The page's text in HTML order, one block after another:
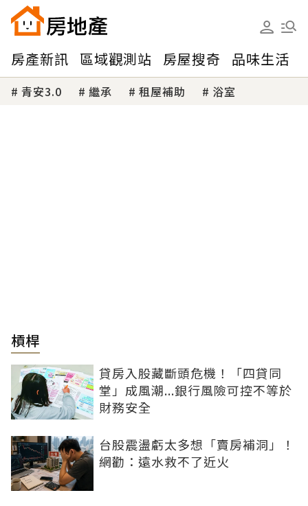
房產新訊 區域觀測站 房屋搜奇 品味生活
青安3.0 繼承 租屋補助 浴室
槓桿
貸房入股藏斷頭危機！「四貸同
堂」成風潮...銀行風險可控不等於
財務安全
台股震盪虧太多想「賣房補洞」！
網勸：遠水救不了近火